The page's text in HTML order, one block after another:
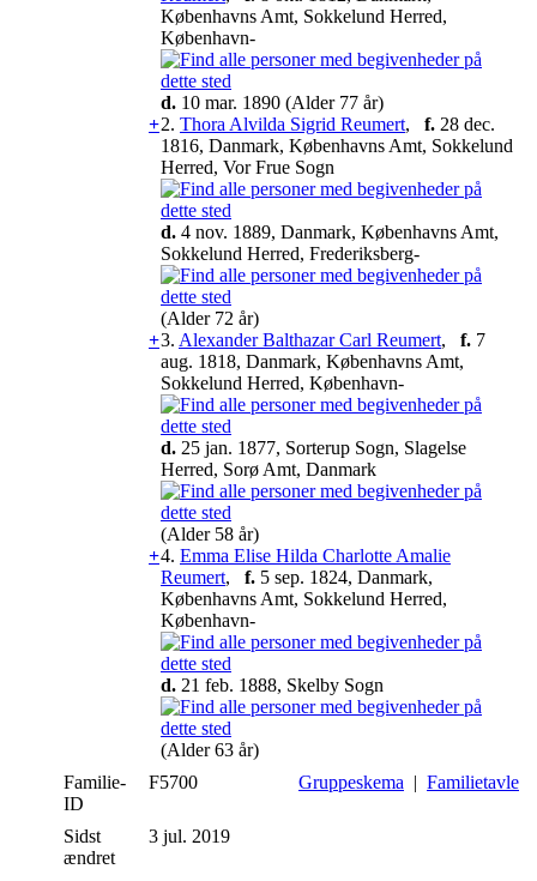
Københavns Amt, Sokkelund Herred,
København-
d. 10 mar. 1890 (Alder 77 år)
+2. Thora Alvilda Sigrid Reumert, f. 28 dec.
1816, Danmark, Københavns Amt, Sokkelund
Herred, Vor Frue Sogn
d. 4 nov. 1889, Danmark, Københavns Amt,
Sokkelund Herred, Frederiksberg-
(Alder 72 år)
+3. Alexander Balthazar Carl Reumert, f. 7
aug. 1818, Danmark, Københavns Amt,
Sokkelund Herred, København-
d. 25 jan. 1877, Sorterup Sogn, Slagelse
Herred, Sorø Amt, Danmark
(Alder 58 år)
+4. Emma Elise Hilda Charlotte Amalie
Reumert, f. 5 sep. 1824, Danmark,
Københavns Amt, Sokkelund Herred,
København-
d. 21 feb. 1888, Skelby Sogn
(Alder 63 år)
Familie-
ID
F5700 Gruppeskema | Familietavle
Sidst
ændret
3 jul. 2019